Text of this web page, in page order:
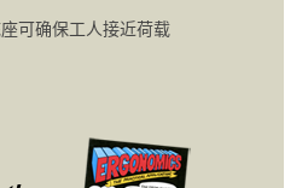
可确保工人接近荷载